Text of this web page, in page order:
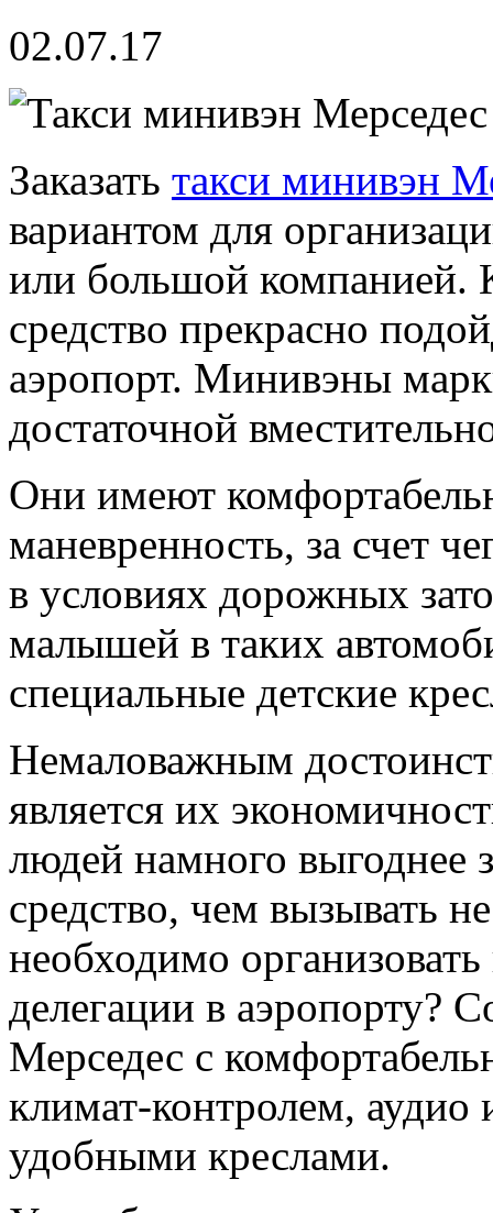
02.07.17
Заказать такси минивэн
вариантом для
или большой компанией.
средство прекрасно
аэропорт. Минивэны
достаточной
Они имеют
маневренность, за счет
в условиях дорожных
малышей в таких
специальные детские
Немаловажным
является их
людей намного выгоднее
средство, чем вызывать
необходимо
делегации в аэропорту?
Мерседес с
климат-контролем,
удобными креслами.